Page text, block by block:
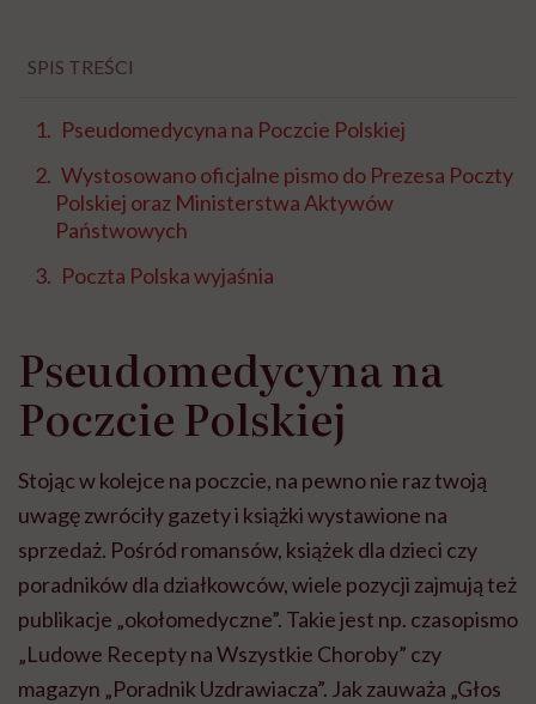
SPIS TREŚCI
Pseudomedycyna na Poczcie Polskiej
Wystosowano oficjalne pismo do Prezesa Poczty
Polskiej oraz Ministerstwa Aktywów
Państwowych
Poczta Polska wyjaśnia
Pseudomedycyna na
Poczcie Polskiej
Stojąc w kolejce na poczcie, na pewno nie raz twoją
uwagę zwróciły gazety i książki wystawione na
sprzedaż. Pośród romansów, książek dla dzieci czy
poradników dla działkowców, wiele pozycji zajmują też
publikacje „okołomedyczne”. Takie jest np. czasopismo
„Ludowe Recepty na Wszystkie Choroby” czy
magazyn „Poradnik Uzdrawiacza”. Jak zauważa „Głos